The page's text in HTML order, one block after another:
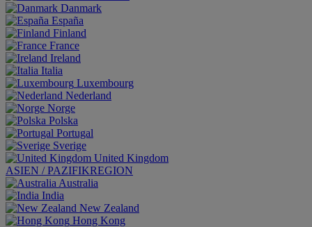
Danmark
España
Finland
France
Ireland
Italia
Luxembourg
Nederland
Norge
Polska
Portugal
Sverige
United Kingdom
ASIEN / PAZIFIKREGION
Australia
India
New Zealand
Hong Kong